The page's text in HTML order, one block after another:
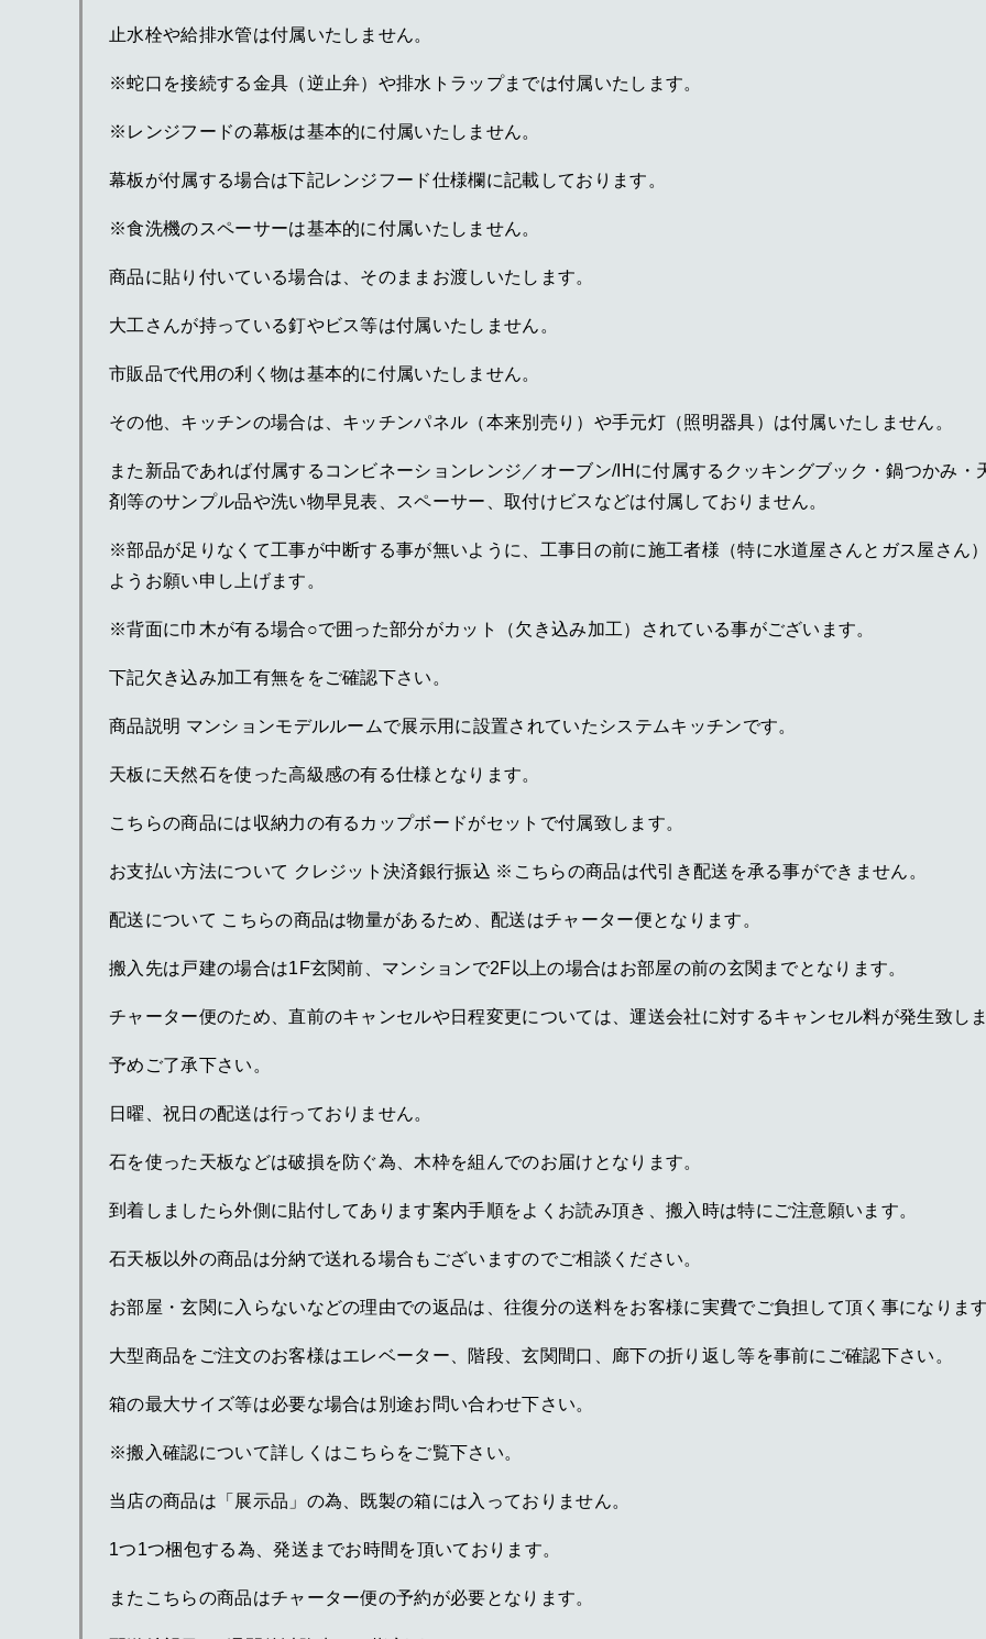
止水栓や給排水管は付属いたしません。
※蛇口を接続する金具（逆止弁）や排水トラップまでは付属いたします。
※レンジフードの幕板は基本的に付属いたしません。
幕板が付属する場合は下記レンジフード仕様欄に記載しております。
※食洗機のスペーサーは基本的に付属いたしません。
商品に貼り付いている場合は、そのままお渡しいたします。
大工さんが持っている釘やビス等は付属いたしません。
市販品で代用の利く物は基本的に付属いたしません。
その他、キッチンの場合は、キッチンパネル（本来別売り）や手元灯（照明器具）は付属いたしません。
また新品であれば付属するコンビネーションレンジ／オーブン/IHに付属するクッキングブック・鍋つかみ
剤等のサンプル品や洗い物早見表、スペーサー、取付けビスなどは付属しておりません。
※部品が足りなくて工事が中断する事が無いように、工事日の前に施工者様（特に水道屋さんとガス屋さん
ようお願い申し上げます。
※背面に巾木が有る場合○で囲った部分がカット（欠き込み加工）されている事がございます。
下記欠き込み加工有無ををご確認下さい。
商品説明 マンションモデルルームで展示用に設置されていたシステムキッチンです。
天板に天然石を使った高級感の有る仕様となります。
こちらの商品には収納力の有るカップボードがセットで付属致します。
お支払い方法について クレジット決済銀行振込 ※こちらの商品は代引き配送を承る事ができません。
配送について こちらの商品は物量があるため、配送はチャーター便となります。
搬入先は戸建の場合は1F玄関前、マンションで2F以上の場合はお部屋の前の玄関までとなります。
チャーター便のため、直前のキャンセルや日程変更については、運送会社に対するキャンセル料が発生致し
予めご了承下さい。
日曜、祝日の配送は行っておりません。
石を使った天板などは破損を防ぐ為、木枠を組んでのお届けとなります。
到着しましたら外側に貼付してあります案内手順をよくお読み頂き、搬入時は特にご注意願います。
石天板以外の商品は分納で送れる場合もございますのでご相談ください。
お部屋・玄関に入らないなどの理由での返品は、往復分の送料をお客様に実費でご負担して頂く事になりま
大型商品をご注文のお客様はエレベーター、階段、玄関間口、廊下の折り返し等を事前にご確認下さい。
箱の最大サイズ等は必要な場合は別途お問い合わせ下さい。
※搬入確認について詳しくはこちらをご覧下さい。
当店の商品は「展示品」の為、既製の箱には入っておりません。
1つ1つ梱包する為、発送までお時間を頂いております。
またこちらの商品はチャーター便の予約が必要となります。